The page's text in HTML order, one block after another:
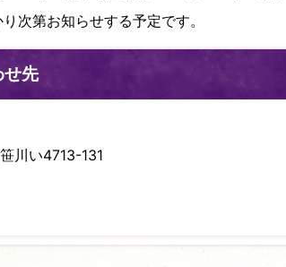
次第お知らせする予定です。
せ先
川い4713-131